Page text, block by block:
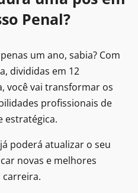
Penal?
um ano, sabia? Com
divididas em 12
você vai transformar os
profissionais de
estratégica.
poderá atualizar o seu
novas e melhores
carreira.